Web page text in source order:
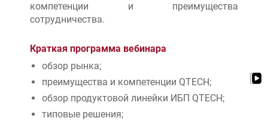
компетенции и преимущества
сотрудничества.
Краткая программа вебинара
обзор рынка;
преимущества и компетенции QTECH;
обзор продуктовой линейки ИБП QTECH;
типовые решения;